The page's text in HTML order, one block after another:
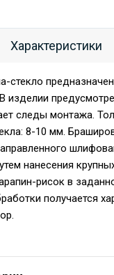
Характеристики
стекло
В изделии
следы монтажа.
8-10 мм.
нанесения
рисок в
получается